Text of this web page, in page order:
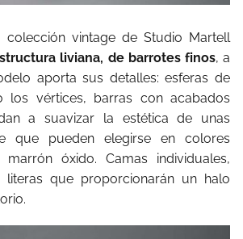
vintage de Studio Martell
liviana, de barrotes finos, a
aporta sus detalles: esferas de
los vértices, barras con acabados
a suavizar la estética de unas
que pueden elegirse en colores
óxido. Camas individuales,
que proporcionarán un halo